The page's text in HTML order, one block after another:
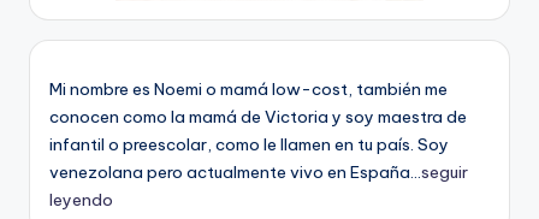
Mi nombre es Noemi o mamá low-cost, también me
conocen como la mamá de Victoria y soy maestra de
infantil o preescolar, como le llamen en tu país. Soy
venezolana pero actualmente vivo en España...seguir
leyendo